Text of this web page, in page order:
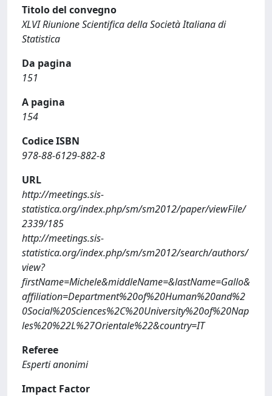
Titolo del convegno
XLVI Riunione Scientifica della Società Italiana di
Statistica
Da pagina
151
A pagina
154
Codice ISBN
978-88-6129-882-8
URL
http://meetings.sis-
statistica.org/index.php/sm/sm2012/paper/viewFile/
2339/185
http://meetings.sis-
statistica.org/index.php/sm/sm2012/search/authors/
view?
firstName=Michele&middleName=&lastName=Gallo&
affiliation=Department%20of%20Human%20and%2
0Social%20Sciences%2C%20University%20of%20Nap
les%20%22L%27Orientale%22&country=IT
Referee
Esperti anonimi
Impact Factor